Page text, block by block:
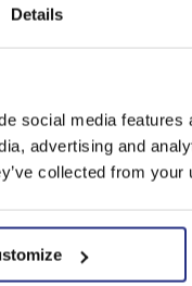
Details
social media
advertising and
collected from
vol tot er een
nog en wij gaan